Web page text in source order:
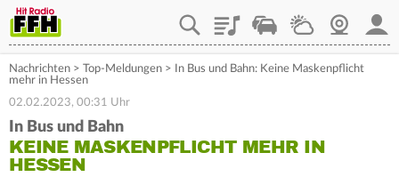
PlaylistStaupilotWetterWebcam
Nachrichten > Top-Meldungen >
In Bus und Bahn: Keine Maskenpflicht
mehr in Hessen
02.02.2023, 00:31 Uhr
In Bus und Bahn
KEINE MASKENPFLICHT MEHR IN
HESSEN